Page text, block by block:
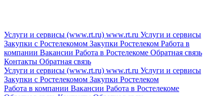
Услуги и сервисы (www.rt.ru) www.rt.ru Услуги и сервисы
Закупки с Ростелекомом Закупки Ростелеком Работа в
компании Вакансии Работа в Ростелекоме Обратная связь
Контакты Обратная связь
Услуги и сервисы (www.rt.ru) www.rt.ru Услуги и сервисы
Закупки с Ростелекомом Закупки Ростелеком
Работа в компании Вакансии Работа в Ростелекоме